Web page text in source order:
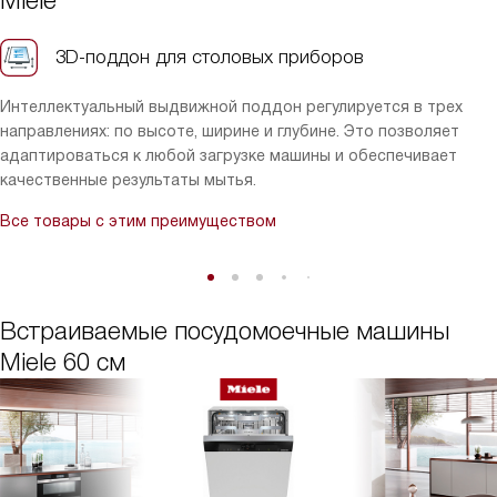
3D-поддон для столовых приборов
Интеллектуальный выдвижной поддон регулируется в трех
направлениях: по высоте, ширине и глубине. Это позволяет
адаптироваться к любой загрузке машины и обеспечивает
качественные результаты мытья.
Все товары с этим преимуществом
Встраиваемые посудомоечные машины
Miele 60 см